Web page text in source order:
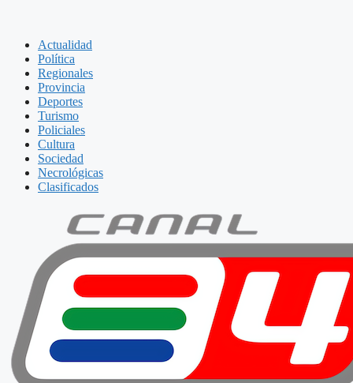
Actualidad
Política
Regionales
Provincia
Deportes
Turismo
Policiales
Cultura
Sociedad
Necrológicas
Clasificados